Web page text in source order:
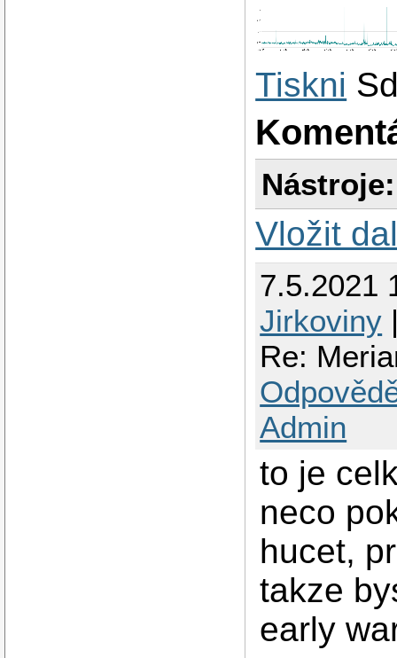
Tiskni
Nástroje:
Vložit
7.5.2021
Jirkoviny
Re:
Admin
to je
neco
hucet,
takze
early